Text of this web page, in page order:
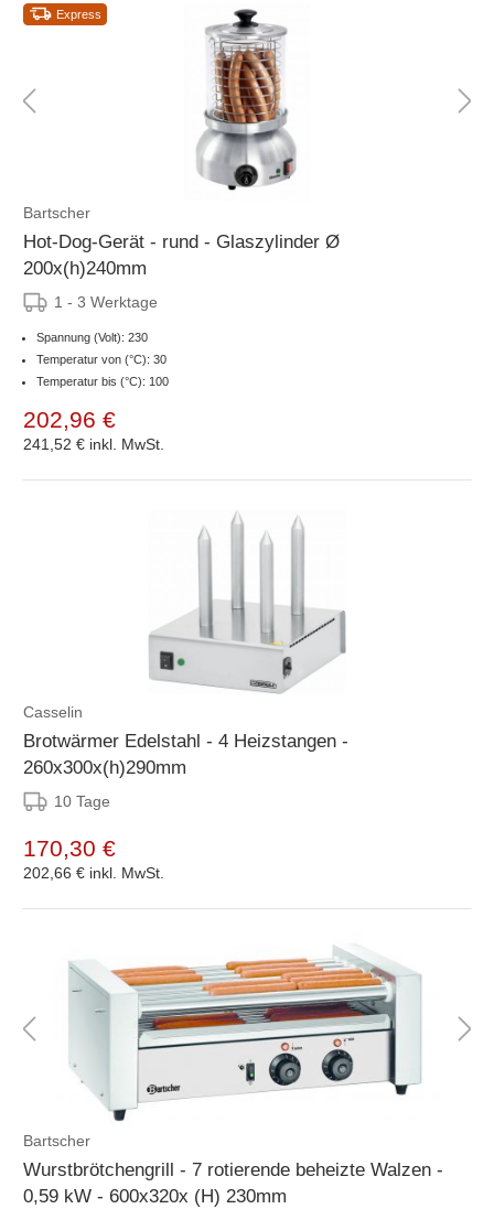
Express
Bartscher
Hot-Dog-Gerät - rund - Glaszylinder Ø
200x(h)240mm
1 - 3 Werktage
Spannung (Volt): 230
Temperatur von (°C): 30
Temperatur bis (°C): 100
202,96 €
241,52 € inkl. MwSt.
Casselin
Brotwärmer Edelstahl - 4 Heizstangen -
260x300x(h)290mm
10 Tage
170,30 €
202,66 € inkl. MwSt.
Bartscher
Wurstbrötchengrill - 7 rotierende beheizte Walzen -
0,59 kW - 600x320x (H) 230mm